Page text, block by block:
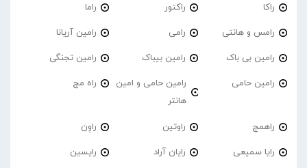
راکا راکتور راما
رامس و هانتی رامی رامین آریانا
رامین بی باک رامین بیباک رامین تجنگی
رامین حامی
رامین حامی و امین
هانتر
راه مج
راهمج راوتین راوِن
رایا سمیعی رایان آراد رایسین